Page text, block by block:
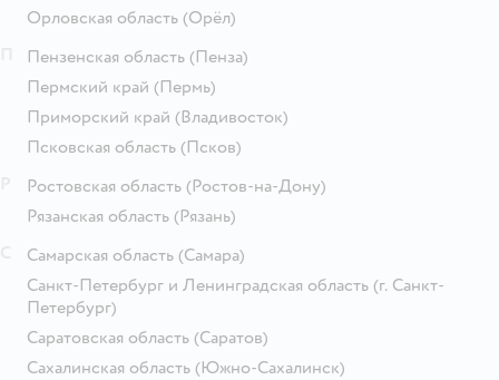
Орловская область (Орёл)
Пензенская область (Пенза)
Пермский край (Пермь)
Приморский край (Владивосток)
Псковская область (Псков)
Ростовская область (Ростов-на-Дону)
Рязанская область (Рязань)
Самарская область (Самара)
Санкт-Петербург и Ленинградская область (г. Санкт-
Петербург)
Саратовская область (Саратов)
Сахалинская область (Южно-Сахалинск)